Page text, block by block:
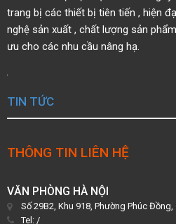
trang bị các thiết bị tiên tiến , hiện
nghệ sản xuất , chất lượng sản
ưu cho các nhu cầu nâng hạ.
TIN TỨC
THÔNG TIN LIÊN HỆ
VĂN PHÒNG HÀ NỘI
Số 29B2, Khu 918, Phường Phúc
Tel: /